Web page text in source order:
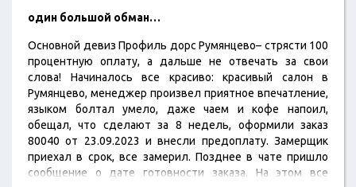
один большой обман…
Основной девиз Профиль дорс Румянцево– стрясти 100
процентную оплату, а дальше не отвечать за свои
слова! Начиналось все красиво: красивый салон в
Румянцево, менеджер произвел приятное впечатление,
языком болтал умело, даже чаем и кофе напоил,
обещал, что сделают за 8 недель, оформили заказ
80040 от 23.09.2023 и внесли предоплату. Замерщик
приехал в срок, все замерил. Позднее в чате пришло
сообщение о дате готовности заказа. На этом все